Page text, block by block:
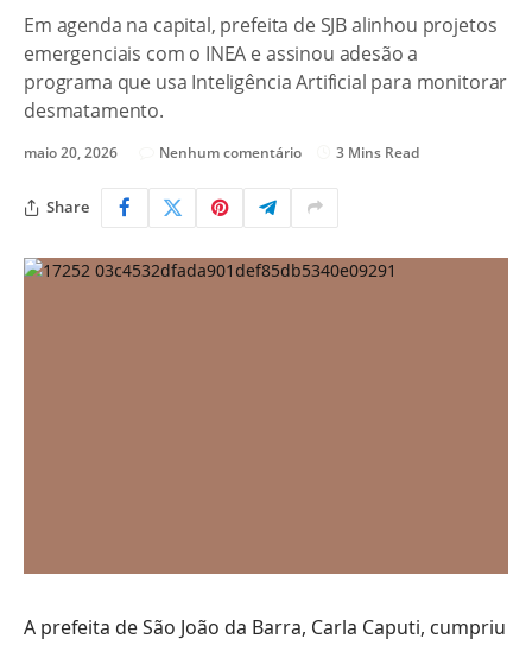
Em agenda na capital, prefeita de SJB alinhou projetos
emergenciais com o INEA e assinou adesão a
programa que usa Inteligência Artificial para monitorar
desmatamento.
maio 20, 2026 Nenhum comentário 3 Mins Read
Share
A prefeita de São João da Barra, Carla Caputi, cumpriu